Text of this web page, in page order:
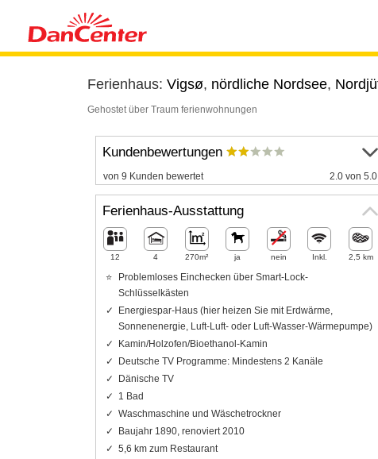
Ferienhaus: Vigsø, nördliche Nordsee,
Gehostet über Traum ferienwohnungen
Kundenbewertungen
von 9 Kunden bewertet 2.0 von 5.0
Ferienhaus-Ausstattung
12 4 270m² ja nein Inkl. 2,5 km
Problemloses Einchecken über Smart-Lock-
Schlüsselkästen
Energiespar-Haus (hier heizen Sie mit Erdwärme,
Sonnenenergie, Luft-Luft- oder Luft-Wasser-Wärmepumpe)
Kamin/Holzofen/Bioethanol-Kamin
Deutsche TV Programme: Mindestens 2 Kanäle
Dänische TV
1 Bad
Waschmaschine und Wäschetrockner
Baujahr 1890, renoviert 2010
5,6 km zum Restaurant